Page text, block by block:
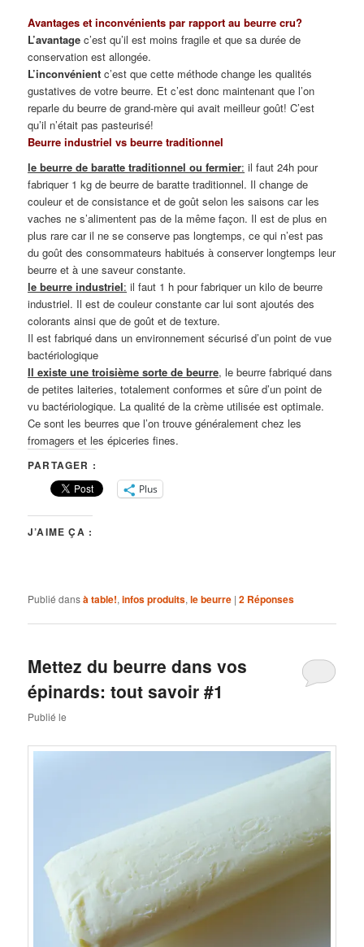
Avantages et inconvénients par rapport au beurre cru?
L’avantagec’est qu’il est moins fragile et que sa durée de
conservation est allongée.
L’inconvénientc’est que cette méthode change les qualités
gustatives de votre beurre. Et c’est donc maintenant que l’on
reparle du beurre de grand-mère qui avait meilleur goût! C’est
qu’il n’était pas pasteurisé!
Beurre industriel vs beurre traditionnel
le beurre de baratte traditionnel ou fermier: il faut 24h pour
fabriquer 1 kg de beurre de baratte traditionnel. Il change de
couleur et de consistance et de goût selon les saisons car les
vaches ne s’alimentent pas de la même façon. Il est de plus en
plus rare car il ne se conserve pas longtemps, ce qui n’est pas
du goût des consommateurs habitués à conserver longtemps leur
beurre et à une saveur constante.
le beurre industriel: il faut 1 h pour fabriquer un kilo de beurre
industriel. Il est de couleur constante car lui sont ajoutés des
colorants ainsi que de goût et de texture.
Il est fabriqué dans un environnement sécurisé d’un point de vue
bactériologique
Il existe une troisième sorte de beurre, le beurre fabriqué dans
de petites laiteries, totalement conformes et sûre d’un point de
vu bactériologique. La qualité de la crème utilisée est optimale.
Ce sont les beurres que l’on trouve généralement chez les
fromagers et les épiceries fines.
PARTAGER :
Plus
J’AIME ÇA :
Publié dansà table!,infos produits,le beurre |2 Réponses
Mettez du beurre dans vos
épinards: tout savoir #1
Publié le